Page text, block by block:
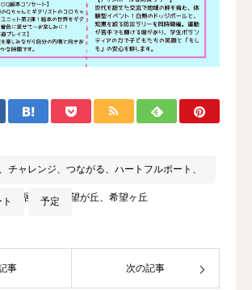
チャレンジ、つながる、ハートフルポート、
もの居場所、希望が丘、希望ヶ丘
予定
事 次の記事